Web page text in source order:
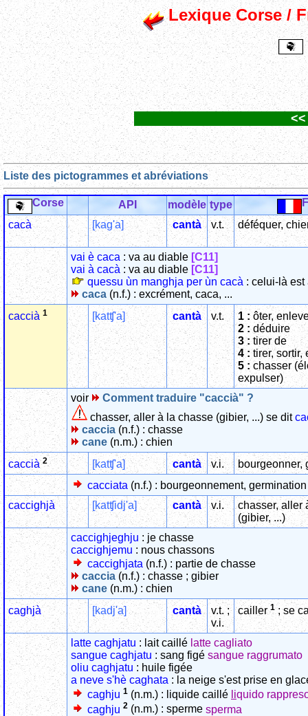
Lexique Corse /
Liste des pictogrammes et abréviations
Corse API modèle type
cacà
[kag'a] cantà v.t. déféquer,
vai è caca : va au diable [C11]
vai à cacà : va au diable [C11]
quessu ùn manghja per ùn cacà : celui-là
caca (n.f.) : excrément, caca, ...
caccià 1 [katʧ'a] cantà v.t. 1 :ôter,
2 :déduire
3 : tirer de
4 :tirer, sortir,
5 :chasser
expulser)
voir
Comment traduire "caccià" ?
chasser, aller à la chasse (gibier, ...) se dit
caccia (n.f.) : chasse
cane (n.m.) : chien
caccià2 [katʧ'a] cantà v.i.
bourgeonner,
cacciata (n.f.) : bourgeonnement, germination
caccighjà
[katʧidj'a] cantà v.i.
chasser, aller
(gibier, ...)
caccighjeghju : je chasse
caccighjemu : nous chassons
caccighjata (n.f.) : partie de chasse
caccia (n.f.) : chasse ; gibier
cane (n.m.) : chien
caghjà
[kadj'a] cantà
v.t. ;
v.i.
cailler1 ; se
latte caghjatu : lait caillé latte cagliato
sangue caghjatu : sang figé sangue raggrumato
oliu caghjatu : huile figée
a neve s'hè caghata : la neige s'est prise en
caghju 1 (n.m.) : liquide caillé liquido
caghju 2 (n.m.) : sperme sperma